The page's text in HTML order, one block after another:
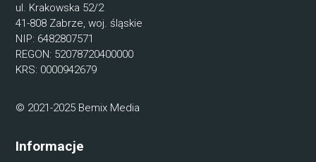
ul. Krakowska 52/2
41-808 Zabrze, woj. śląskie
NIP: 6482807571
REGON: 52078720400000
KRS: 0000942679
© 2021-2025 Bemix Media
Informacje